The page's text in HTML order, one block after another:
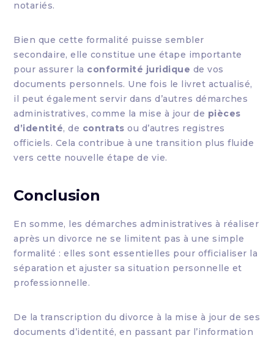
notariés.
Bien que cette formalité puisse sembler
secondaire, elle constitue une étape importante
pour assurer la conformité juridique de vos
documents personnels. Une fois le livret actualisé,
il peut également servir dans d’autres démarches
administratives, comme la mise à jour de pièces
d’identité, de contrats ou d’autres registres
officiels. Cela contribue à une transition plus fluide
vers cette nouvelle étape de vie.
Conclusion
En somme, les démarches administratives à réaliser
après un divorce ne se limitent pas à une simple
formalité : elles sont essentielles pour officialiser la
séparation et ajuster sa situation personnelle et
professionnelle.
De la transcription du divorce à la mise à jour de ses
documents d’identité, en passant par l’information